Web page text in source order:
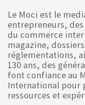
Le Moci est le
entrepreneurs,
du commerce
magazine,
réglementations,
130 ans, des
font confiance au
International pour
ressources et